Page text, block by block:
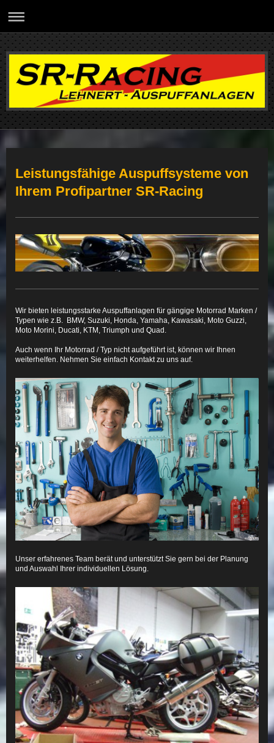
Leistungsfähige Auspuffsysteme von
Ihrem Profipartner SR-Racing
Wir bieten leistungsstarke Auspuffanlagen für gängige Motorrad Marken /
Typen wie z.B. BMW, Suzuki, Honda, Yamaha, Kawasaki, Moto Guzzi,
Moto Morini, Ducati, KTM, Triumph und Quad.
Auch wenn Ihr Motorrad / Typ nicht aufgeführt ist, können wir Ihnen
weiterhelfen. Nehmen Sie einfach Kontakt zu uns auf.
Unser erfahrenes Team berät und unterstützt Sie gern bei der Planung
und Auswahl Ihrer individuellen Lösung.